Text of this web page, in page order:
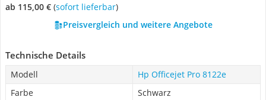
ab 115,00 € ( Sofort lieferbar)
Preisvergleich und weitere Angebote
Technische Details
Modell
Hp Officejet Pro 8122e
Farbe
Schwarz